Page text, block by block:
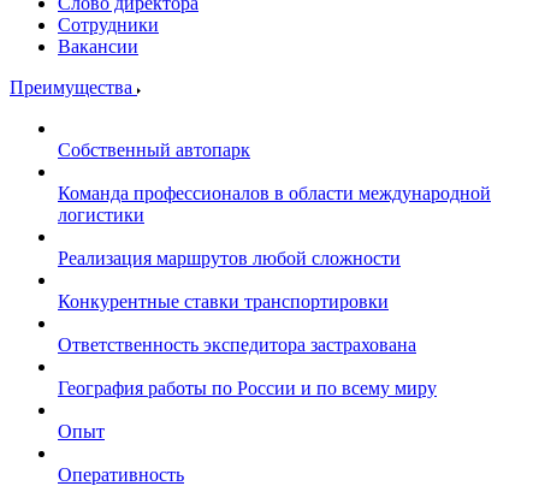
Сотрудники
Вакансии
Преимущества
Собственный автопарк
Команда профессионалов в области международной
логистики
Реализация маршрутов любой сложности
Конкурентные ставки транспортировки
Ответственность экспедитора застрахована
География работы по России и по всему миру
Опыт
Оперативность